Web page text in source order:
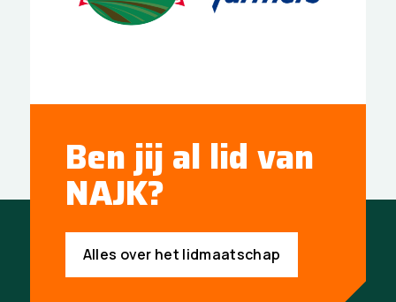
Ben jij al lid van
NAJK?
Alles over het lidmaatschap